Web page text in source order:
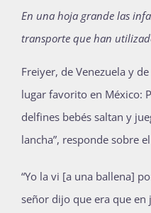
En una hoja grande las
transporte que han
Freiyer, de Venezuela y
lugar favorito en México:
delfines bebés saltan y
lancha”, responde sobre
“Yo la vi [a una ballena]
señor dijo que era que en